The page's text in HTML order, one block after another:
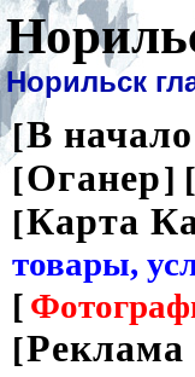
Норильск
[В начало
[Оганер] [
[Карта
товары,
[
[Реклама